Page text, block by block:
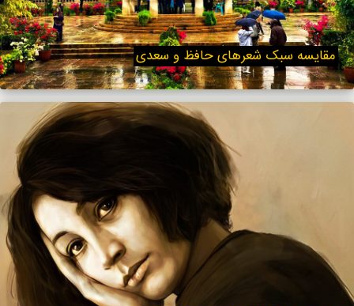
مقایسه سبک شعرهای حافظ و سعدی